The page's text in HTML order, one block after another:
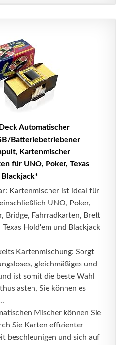
Automatischer
Batteriebetriebener
Kartenmischer
für UNO, Poker, Texas
Blackjack*
Kartenmischer ist ideal für
UNO, Poker,
Bridge, Fahrradkarten, Brett
Texas Hold'em und Blackjack
Kartenmischung: Sorgt
gleichmäßiges und
ist somit die beste Wahl
Sie können es
Mischer können Sie
Sie Karten effizienter
beschleunigen und sich auf